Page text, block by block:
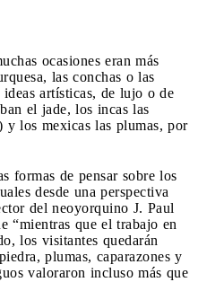
ocasiones eran más
las conchas o las
artísticas, de lujo o de
el jade, los incas las
los mexicas las plumas, por
formas de pensar sobre los
desde una perspectiva
del neoyorquino J. Paul
“mientras que el trabajo en
los visitantes quedarán
plumas, caparazones y
valoraron incluso más que